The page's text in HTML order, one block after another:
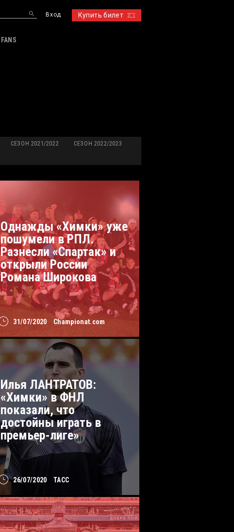
Купить билет
Вход
FANS
СЕЗОН 2021/2022 СЕЗОН 2022/2023
31/07/2020 Championat.com
Однажды «Химки» уже
пошумели в РПЛ.
Разнесли «Спартак» и
открыли России
Романа Широкова
26/07/2020 ТАСС
Илья ЛАНТРАТОВ:
«Химки» в ФНЛ
показали, что
достойны играть в
премьер-лиге»